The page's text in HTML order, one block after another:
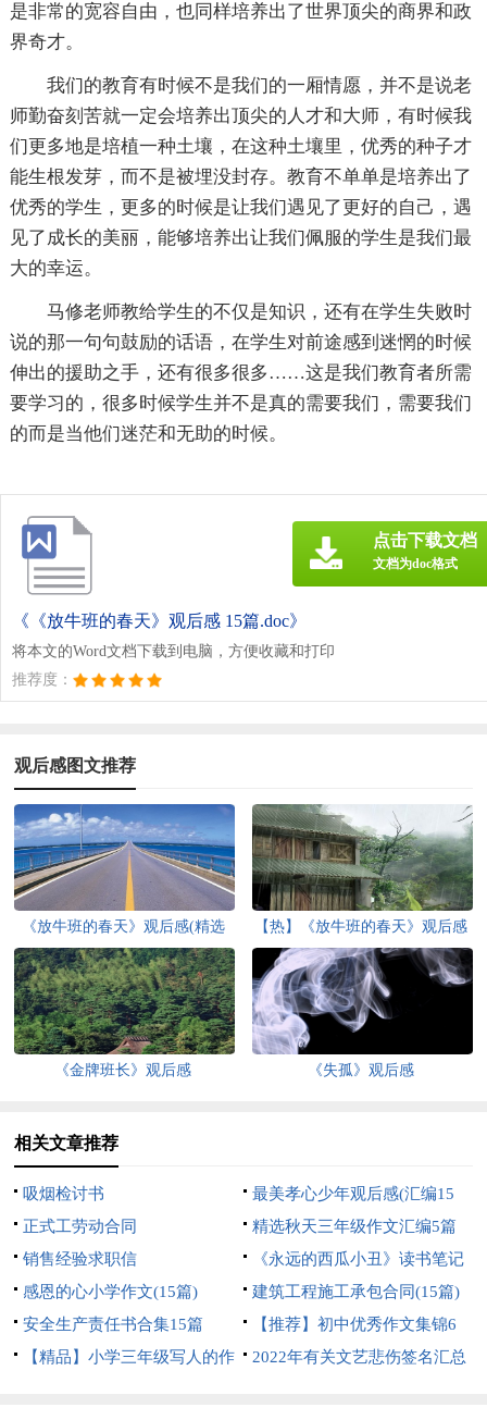
是非常的宽容自由，也同样培养出了世界顶尖的商界和政
界奇才。
我们的教育有时候不是我们的一厢情愿，并不是说老
师勤奋刻苦就一定会培养出顶尖的人才和大师，有时候我
们更多地是培植一种土壤，在这种土壤里，优秀的种子才
能生根发芽，而不是被埋没封存。教育不单单是培养出了
优秀的学生，更多的时候是让我们遇见了更好的自己，遇
见了成长的美丽，能够培养出让我们佩服的学生是我们最
大的幸运。
马修老师教给学生的不仅是知识，还有在学生失败时
说的那一句句鼓励的话语，在学生对前途感到迷惘的时候
伸出的援助之手，还有很多很多……这是我们教育者所需
要学习的，很多时候学生并不是真的需要我们，需要我们
的而是当他们迷茫和无助的时候。
《《放牛班的春天》观后感 15篇.doc》
将本文的Word文档下载到电脑，方便收藏和打印
推荐度：
点击下载文档
文档为doc格式
观后感图文推荐
《放牛班的春天》观后感(精选
15篇)
【热】《放牛班的春天》观后感
《金牌班长》观后感 《失孤》观后感
相关文章推荐
吸烟检讨书
最美孝心少年观后感(汇编15
篇)
正式工劳动合同
精选秋天三年级作文汇编5篇
销售经验求职信
《永远的西瓜小丑》读书笔记
感恩的心小学作文(15篇)
建筑工程施工承包合同(15篇)
安全生产责任书合集15篇
【推荐】初中优秀作文集锦6
篇
【精品】小学三年级写人的作
2022年有关文艺悲伤签名汇总